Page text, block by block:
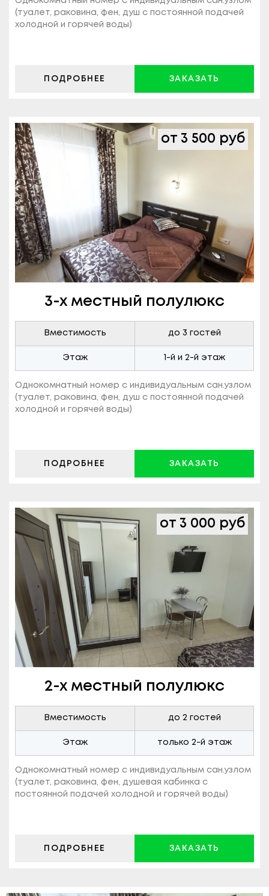
(туалет, раковина, фен, душ с постоянной подачей
холодной и горячей воды)
ПОДРОБНЕЕ ЗАКАЗАТЬ
от 3 500 руб
3-х местный полулюкс
Вместимость до 3 гостей
Этаж 1-й и 2-й этаж
Однокомнатный номер с индивидуальным сан.узлом
(туалет, раковина, фен, душ с постоянной подачей
холодной и горячей воды)
ПОДРОБНЕЕ ЗАКАЗАТЬ
от 3 000 руб
2-х местный полулюкс
Вместимость до 2 гостей
Этаж только 2-й этаж
Однокомнатный номер с индивидуальным сан.узлом
(туалет, раковина, фен, душевая кабинка с
постоянной подачей холодной и горячей воды)
ПОДРОБНЕЕ ЗАКАЗАТЬ